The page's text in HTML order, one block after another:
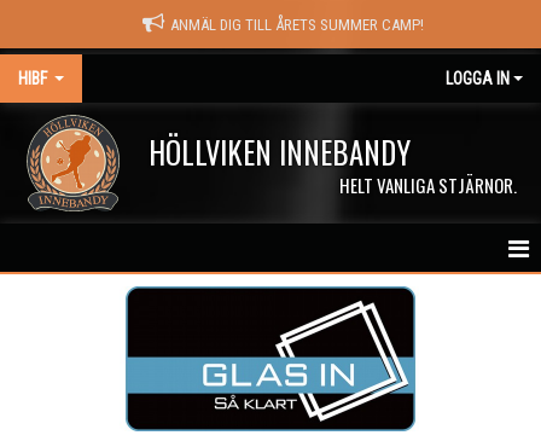
ANMÄL DIG TILL ÅRETS SUMMER CAMP!
HIBF LOGGA IN
HÖLLVIKEN INNEBANDY
HELT VANLIGA STJÄRNOR.